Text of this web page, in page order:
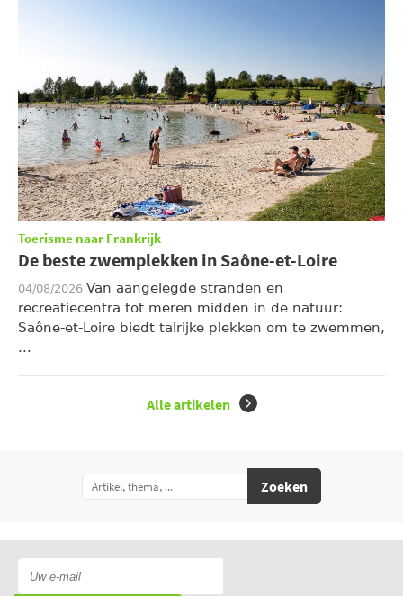
Toerisme naar Frankrijk
De beste zwemplekken in Saône-et-Loire
04/08/2026 Van aangelegde stranden en
recreatiecentra tot meren midden in de natuur:
Saône-et-Loire biedt talrijke plekken om te zwemmen,
...
Alle artikelen
Zoeken